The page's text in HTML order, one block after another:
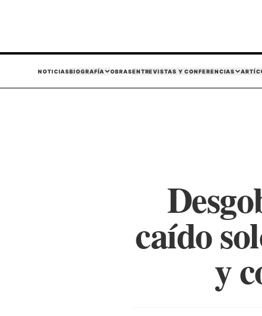
NOTICIASBIOGRAFÍA OBRASENTREVISTAS Y CONFERENCIAS
caído
y